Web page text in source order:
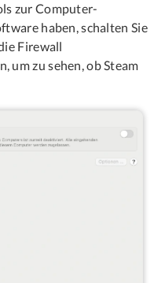
zur Computer-
haben, schalten Sie
Firewall
um zu sehen, ob Steam